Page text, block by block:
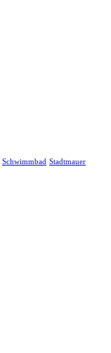
Schwimmbad Stadtmauer